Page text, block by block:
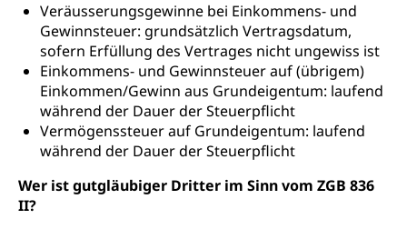
Veräusserungsgewinne bei Einkommens- und
Gewinnsteuer: grundsätzlich Vertragsdatum,
sofern Erfüllung des Vertrages nicht ungewiss ist
Einkommens- und Gewinnsteuer auf (übrigem)
Einkommen/Gewinn aus Grundeigentum: laufend
während der Dauer der Steuerpflicht
Vermögenssteuer auf Grundeigentum: laufend
während der Dauer der Steuerpflicht
Wer ist gutgläubiger Dritter im Sinn vom ZGB 836
II?